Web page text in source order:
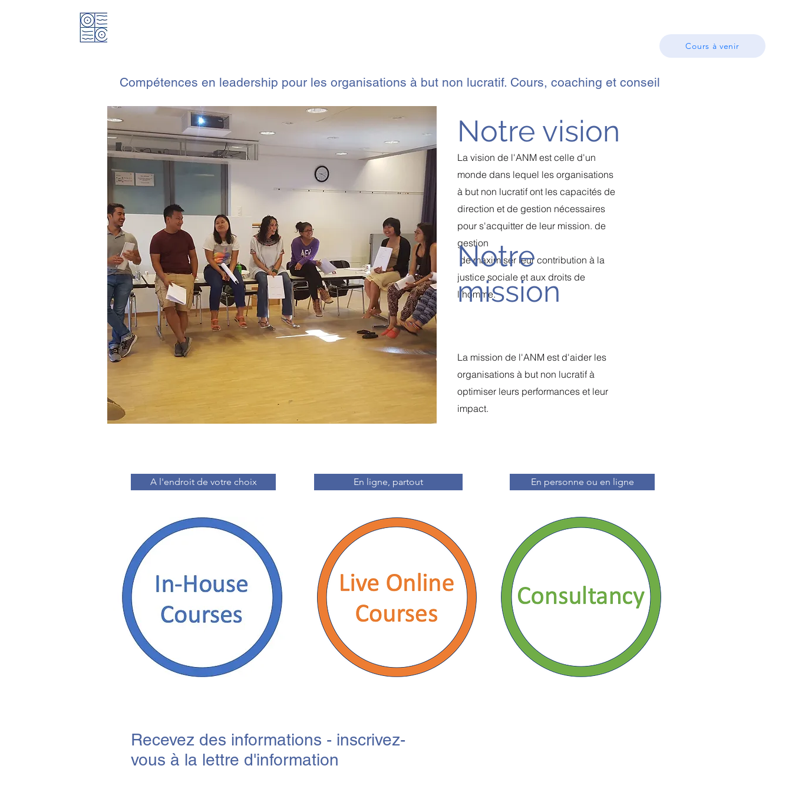
Cours à venir
Compétences en leadership pour les organisations à but non lucratif. Cours, coaching et conseil
La vision de l'ANM est celle d'un
monde dans lequel les organisations
à but non lucratif ont les capacités de
direction et de gestion nécessaires
pour s'acquitter de leur mission. de
gestion
de maximiser leur contribution à la
justice sociale et aux droits de
l'homme.
Notre vision
Notre
mission
La mission de l'ANM est d'aider les
organisations à but non lucratif à
optimiser leurs performances et leur
impact.
A l'endroit de votre choix En ligne, partout En personne ou en ligne
Recevez des informations - inscrivez-
vous à la lettre d'information